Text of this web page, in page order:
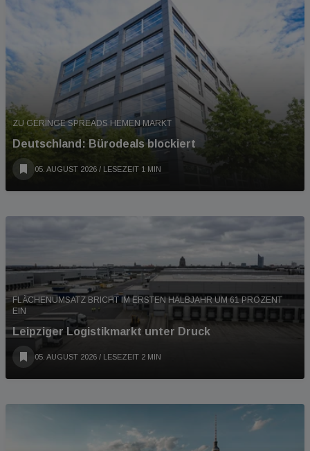
ZU GERINGE SPREADS HEMEN MARKT
Deutschland: Bürodeals blockiert
05. AUGUST 2026 / LESEZEIT 1 MIN
FLÄCHENUMSATZ BRICHT IM ERSTEN HALBJAHR UM 61 PROZENT
EIN
Leipziger Logistikmarkt unter Druck
05. AUGUST 2026 / LESEZEIT 2 MIN